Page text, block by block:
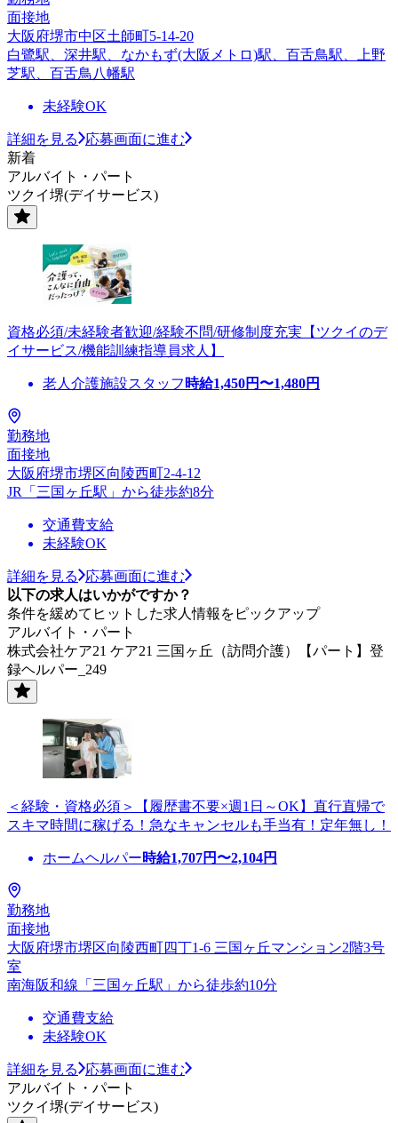
面接地
大阪府堺市中区土師町5-14-20
白鷺駅、深井駅、なかもず(大阪メトロ)駅、百舌鳥駅、上野
芝駅、百舌鳥八幡駅
未経験OK
詳細を見る
応募画面に進む
新着
アルバイト・パート
ツクイ堺(デイサービス)
資格必須/未経験者歓迎/経験不問/研修制度充実【ツクイのデ
イサービス/機能訓練指導員求人】
老人介護施設スタッフ 時給1,450円〜1,480円
勤務地
面接地
大阪府堺市堺区向陵西町2-4-12
JR「三国ヶ丘駅」から徒歩約8分
交通費支給
未経験OK
詳細を見る
応募画面に進む
以下の求人はいかがですか？
条件を緩めてヒットした求人情報をピックアップ
アルバイト・パート
株式会社ケア21 ケア21 三国ヶ丘（訪問介護）【パート】登
録ヘルパー_249
＜経験・資格必須＞【履歴書不要×週1日～OK】直行直帰で
スキマ時間に稼げる！急なキャンセルも手当有！定年無し！
ホームヘルパー時給1,707円〜2,104円
勤務地
面接地
大阪府堺市堺区向陵西町四丁1-6 三国ヶ丘マンション2階3号
室
南海阪和線「三国ヶ丘駅」から徒歩約10分
交通費支給
未経験OK
詳細を見る
応募画面に進む
アルバイト・パート
ツクイ堺(デイサービス)